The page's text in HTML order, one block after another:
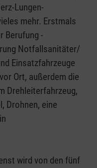
Lungen-
mehr. Erstmals
Berufung -
Notfallsanitäter/
Einsatzfahrzeuge
Ort, außerdem die
Drehleiterfahrzeug,
Drohnen, eine
wird von den fünf